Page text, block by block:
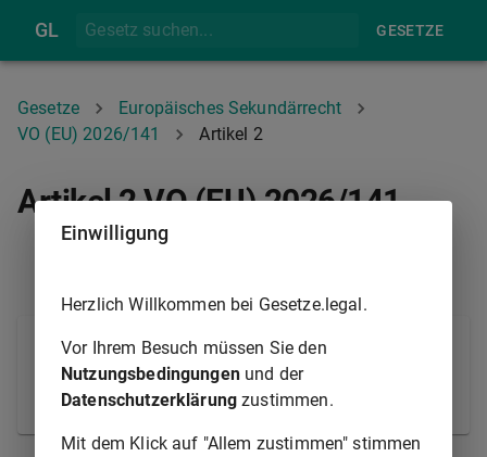
GL GESETZE
Gesetze
Europäisches Sekundärrecht
VO (EU) 2026/141
Artikel 2
Artikel 2 VO (EU) 2026/141
Die Durchführungsverordnung (EU) 2024/1482 wird
aufgehoben.
Einwilligung
Herzlich Willkommen bei Gesetze.legal.
Vor Ihrem Besuch müssen Sie den
Nutzungsbedingungenund der
Datenschutzerklärung zustimmen.
Mit dem Klick auf "Allem zustimmen" stimmen